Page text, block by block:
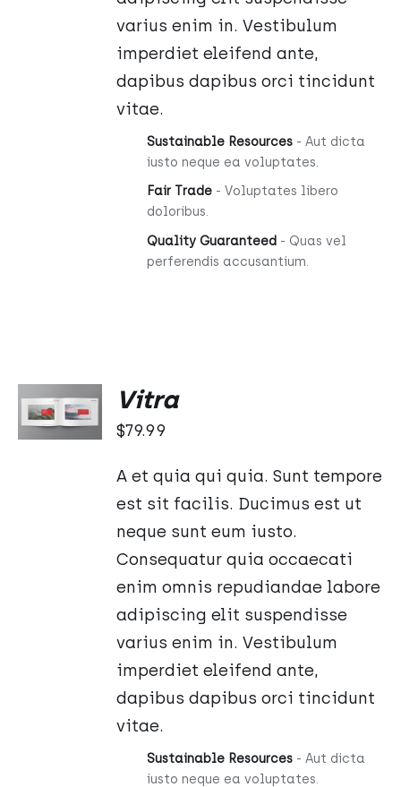
varius enim in. Vestibulum
imperdiet eleifend ante,
dapibus dapibus orci tincidunt
vitae.
Sustainable Resources- Aut dicta
iusto neque ea voluptates.
Fair Trade- Voluptates libero
doloribus.
Quality Guaranteed - Quas vel
perferendis accusantium.
DO
KOSZYKA
/
Vitra
$79.99
A et quia qui quia. Sunt tempore
est sit facilis. Ducimus est ut
neque sunt eum iusto.
Consequatur quia occaecati
enim omnis repudiandae labore
adipiscing elit suspendisse
varius enim in. Vestibulum
imperdiet eleifend ante,
dapibus dapibus orci tincidunt
vitae.
Sustainable Resources- Aut dicta
iusto neque ea voluptates.